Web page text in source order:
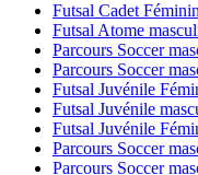
Futsal Cadet
Futsal Atome
Parcours Soccer
Parcours Soccer
Futsal Juvénile
Futsal Juvénile
Futsal Juvénile
Parcours Soccer
Parcours Soccer